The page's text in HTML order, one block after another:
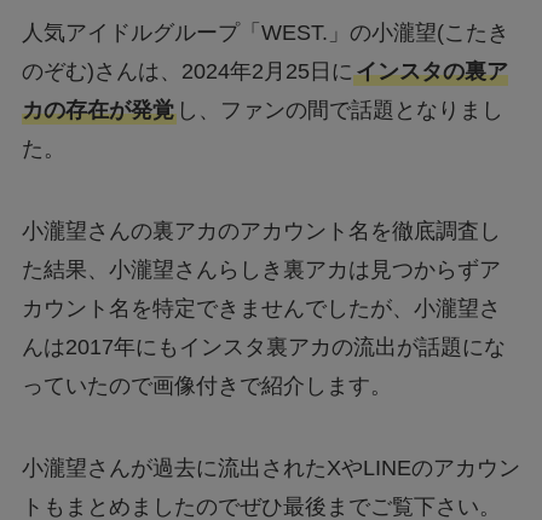
人気アイドルグループ「WEST.」の小瀧望(こたき
のぞむ)さんは、2024年2月25日にインスタの裏ア
カの存在が発覚し、ファンの間で話題となりまし
た。
小瀧望さんの裏アカのアカウント名を徹底調査し
た結果、小瀧望さんらしき裏アカは見つからずア
カウント名を特定できませんでしたが、小瀧望さ
んは2017年にもインスタ裏アカの流出が話題にな
っていたので画像付きで紹介します。
小瀧望さんが過去に流出されたXやLINEのアカウン
トもまとめましたのでぜひ最後までご覧下さい。